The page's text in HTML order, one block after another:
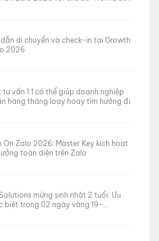
dẫn di chuyển và check-in tại Growth
2026
tư vấn 1:1 có thể giúp doanh nghiệp
hàng tháng loay hoay tìm hướng đi
On Zalo 2026: Master Key kích hoạt
toàn diện trên Zalo
mừng sinh nhật 2 tuổi: Ưu
biệt trong 02 ngày vàng 19–